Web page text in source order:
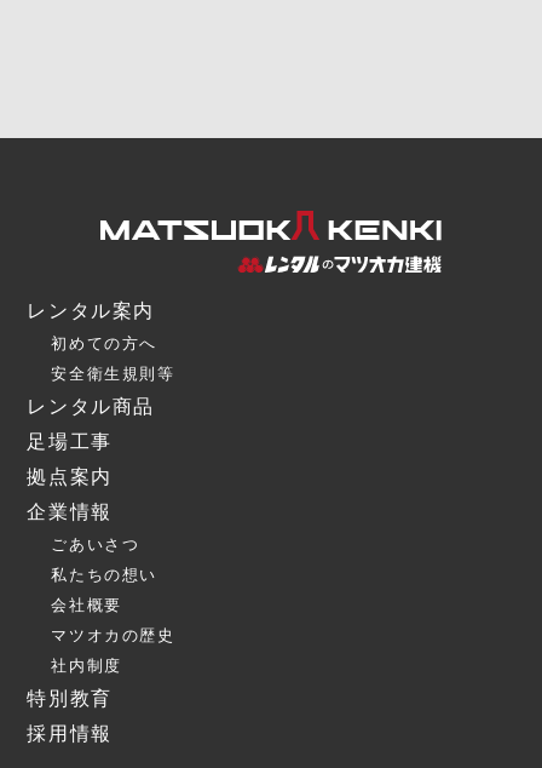
レンタル案内
初めての方へ
安全衛生規則等
レンタル商品
足場工事
拠点案内
企業情報
ごあいさつ
私たちの想い
会社概要
マツオカの歴史
社内制度
特別教育
採用情報